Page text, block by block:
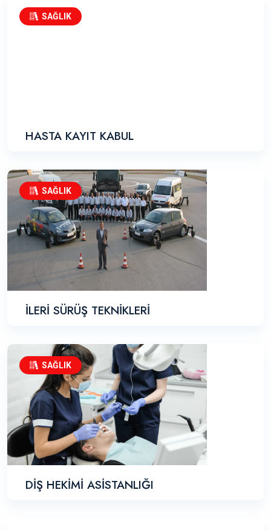
SAĞLIK
HASTA KAYIT KABUL
SAĞLIK
İLERİ SÜRÜŞ TEKNİKLERİ
SAĞLIK
DİŞ HEKİMİ ASİSTANLIĞI